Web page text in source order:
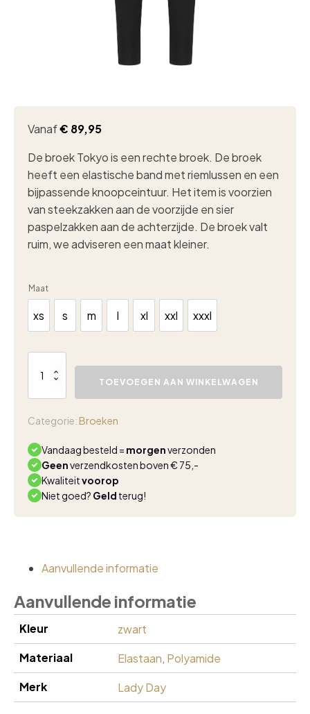
Vanaf€ 89,95
De broek Tokyo is een rechte broek. De broek
heeft een elastische band met riemlussen en een
bijpassende knoopceintuur. Het item is voorzien
van steekzakken aan de voorzijde en sier
paspelzakken aan de achterzijde. De broek valt
ruim, we adviseren een maat kleiner.
Maat
xs
xs
s
s
m
m
l
l
xl
xl
xxl
xxl
xxxl
xxxl
Day
black
TOEVOEGEN AAN WINKELWAGEN
Categorie: Broeken
Vandaag besteld = morgenverzonden
Geenverzendkosten boven € 75,-
Kwaliteitvoorop
Niet goed? Geld terug!
Aanvullende informatie
Aanvullende informatie
Kleur
zwart
Materiaal
Elastaan, Polyamide
Merk
Lady Day